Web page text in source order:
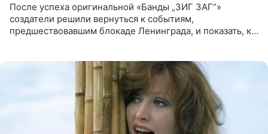
После успеха оригинальной «Банды „ЗИГ ЗАГ“»
создатели решили вернуться к событиям,
предшествовавшим блокаде Ленинграда, и показать, как